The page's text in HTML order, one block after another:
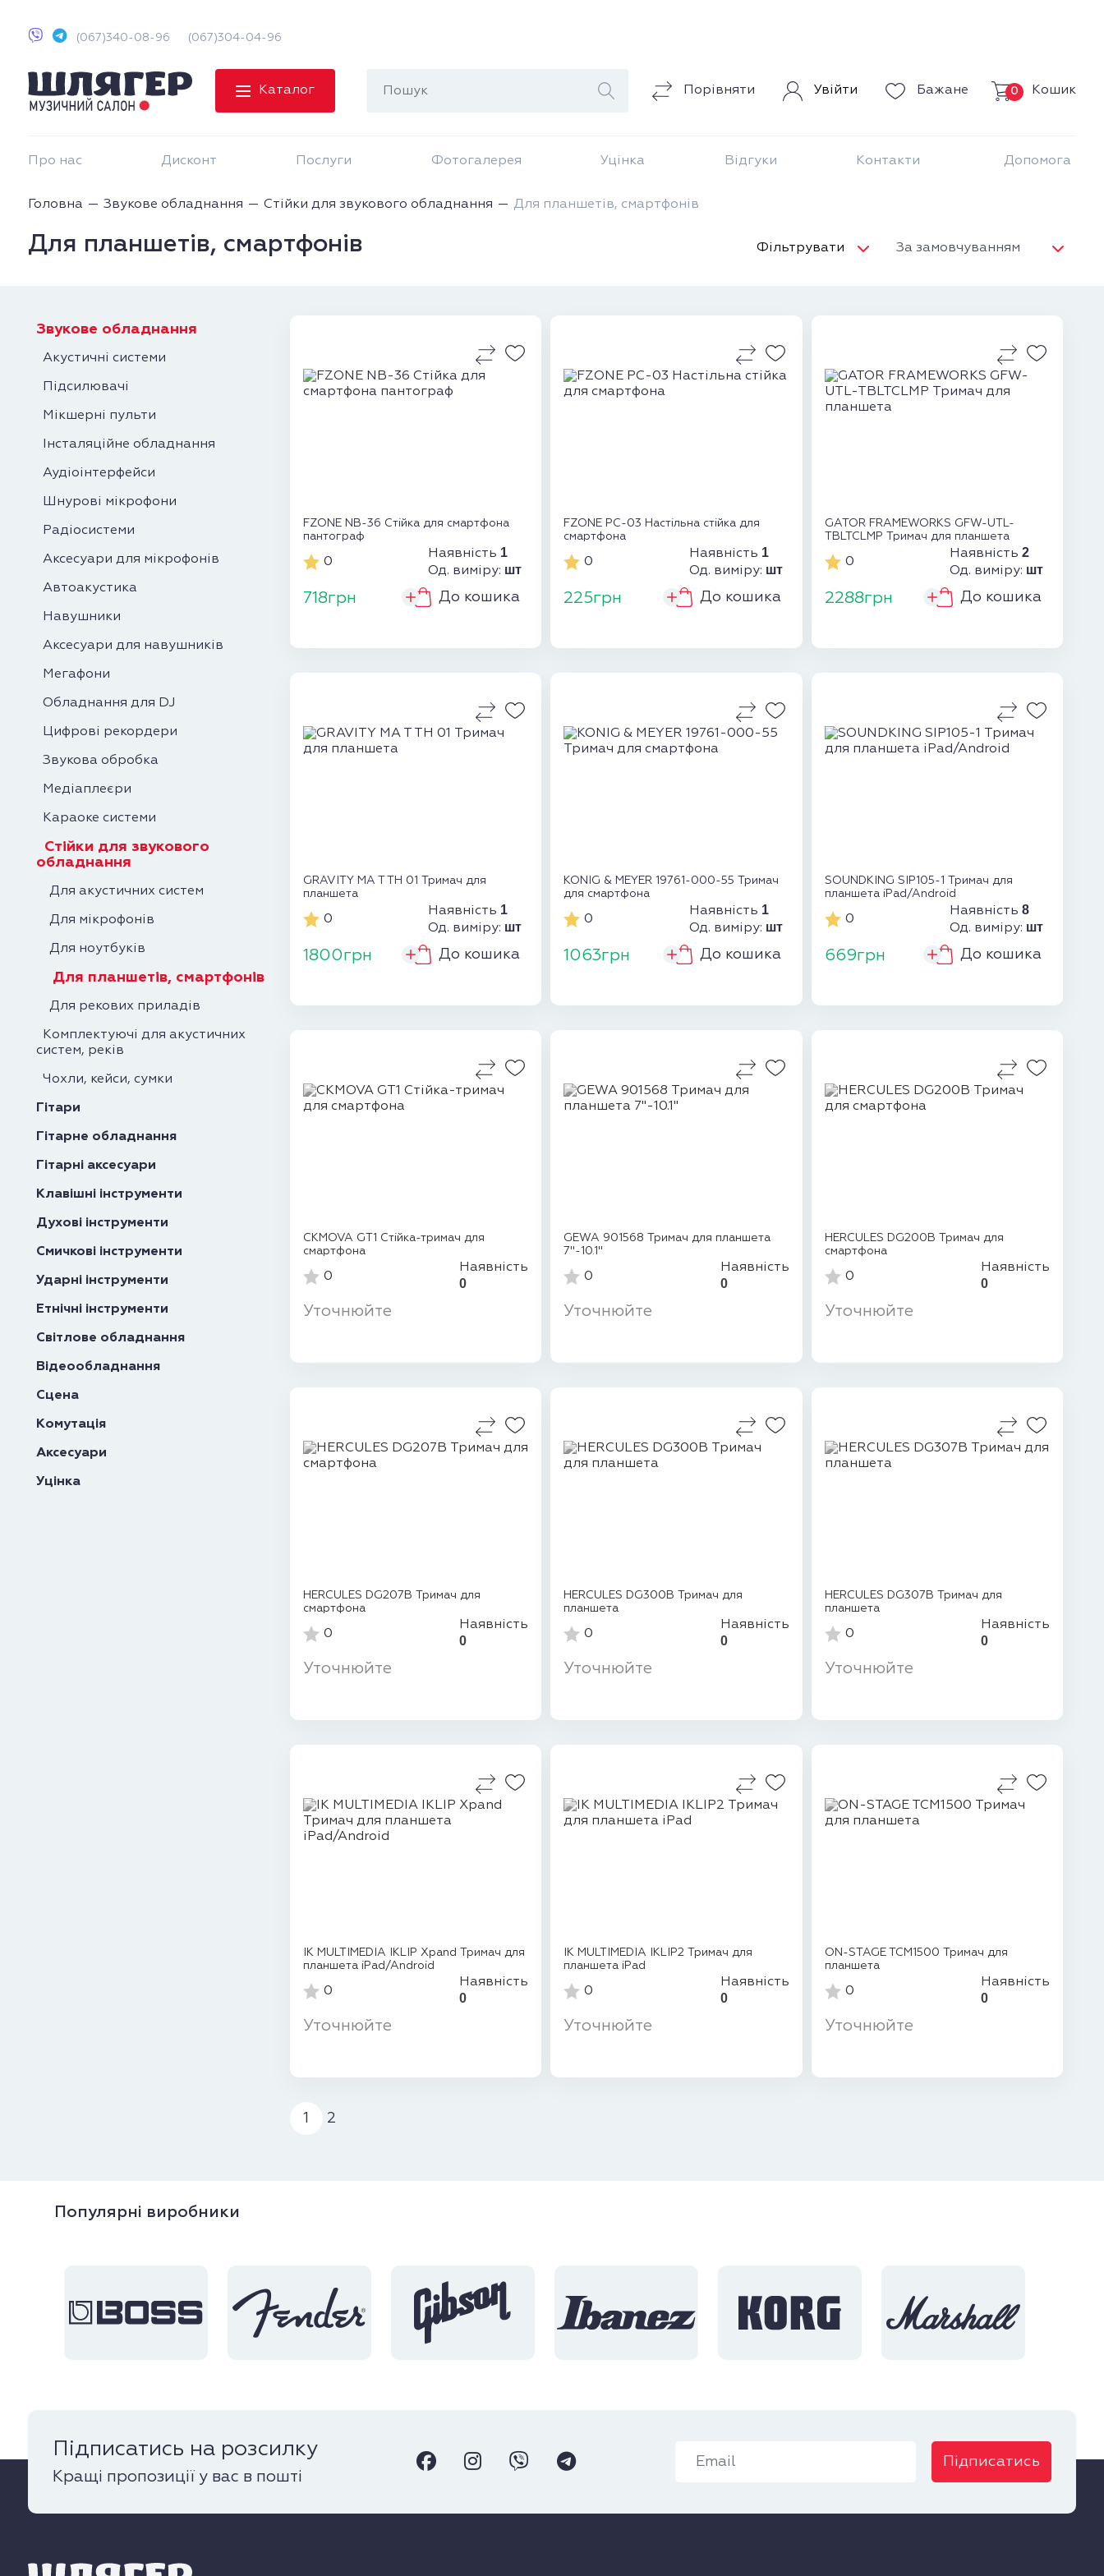
(067)340-08-96 (067)304-04-96
Каталог Порівняти Увійти Бажане Кошик
0
Про нас Дисконт Послуги Фотогалерея Уцінка Відгуки Контакти Допомога
Головна Звукове обладнання Стійки для звукового обладнання Для планшетів, смартфонів
Для планшетів, смартфонів Фільтрувати
Звукове обладнання
Акустичні системи
Підсилювачі
Мікшерні пульти
Інсталяційне обладнання
Аудіоінтерфейси
Шнурові мікрофони
Радіосистеми
Аксесуари для мікрофонів
Автоакустика
Навушники
Аксесуари для навушників
Мегафони
Обладнання для DJ
Цифрові рекордери
Звукова обробка
Медіаплеєри
Караоке системи
Стійки для звукового
обладнання
Для акустичних систем
Для мікрофонів
Для ноутбуків
Для планшетів, смартфонів
Для рекових приладів
Комплектуючі для акустичних
систем, реків
Чохли, кейси, сумки
Гітари
Гітарне обладнання
Гітарні аксесуари
Клавішні інструменти
Духові інструменти
Смичкові інструменти
Ударні інструменти
Етнічні інструменти
Світлове обладнання
Відеообладнання
Сцена
Комутація
Аксесуари
Уцінка
FZONE NB-36 Стійка для смартфона
пантограф
0
Наявність 1
Од. виміру: шт
718грн До кошика
FZONE PC-03 Настільна стійка для
смартфона
0
Наявність 1
Од. виміру: шт
225грн До кошика
GATOR FRAMEWORKS GFW-UTL-
TBLTCLMP Тримач для планшета
0
Наявність2
Од. виміру: шт
2288грн До кошика
GRAVITY MA T TH 01 Тримач для
планшета
0
Наявність 1
Од. виміру: шт
1800грн До кошика
KONIG & MEYER 19761-000-55 Тримач
для смартфона
0
Наявність 1
Од. виміру: шт
1063грн До кошика
SOUNDKING SIP105-1 Тримач для
планшета iPad/Android
0
Наявність8
Од. виміру: шт
669грн До кошика
CKMOVA GT1 Стійка-тримач для
смартфона
0
Наявність
0
Уточнюйте
GEWA 901568 Тримач для планшета
7"-10.1"
0
Наявність
0
Уточнюйте
HERCULES DG200B Тримач для
смартфона
0
Наявність
0
Уточнюйте
HERCULES DG207B Тримач для
смартфона
0
Наявність
0
Уточнюйте
HERCULES DG300B Тримач для
планшета
0
Наявність
0
Уточнюйте
HERCULES DG307B Тримач для
планшета
0
Наявність
0
Уточнюйте
IK MULTIMEDIA IKLIP Xpand Тримач для
планшета iPad/Android
0
Наявність
0
Уточнюйте
IK MULTIMEDIA IKLIP2 Тримач для
планшета iPad
0
Наявність
0
Уточнюйте
ON-STAGE TCM1500 Тримач для
планшета
0
Наявність
0
Уточнюйте
1 2
Популярні виробники
Підписатись на розсилку
Кращі пропозиції у вас в пошті
Підписатись